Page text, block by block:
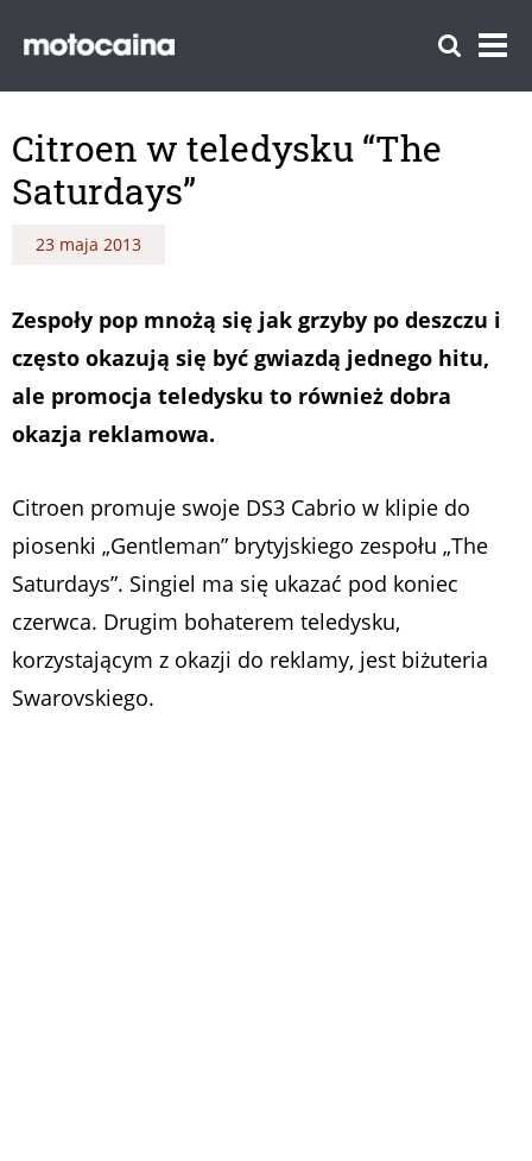
Citroen w teledysku “The
Saturdays”
23 maja 2013
Zespoły pop mnożą się jak grzyby po deszczu i
często okazują się być gwiazdą jednego hitu,
ale promocja teledysku to również dobra
okazja reklamowa.
Citroen promuje swoje DS3 Cabrio w klipie do
piosenki „Gentleman” brytyjskiego zespołu „The
Saturdays”. Singiel ma się ukazać pod koniec
czerwca. Drugim bohaterem teledysku,
korzystającym z okazji do reklamy, jest biżuteria
Swarovskiego.